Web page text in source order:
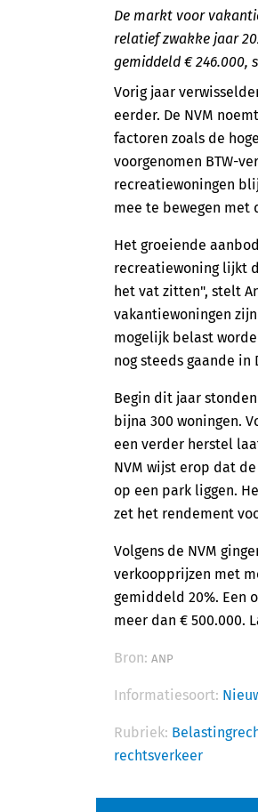
De markt voor
relatief zwakke jaar
gemiddeld € 246.000,
Vorig jaar
eerder. De NVM
factoren zoals de
voorgenomen BTW-
recreatiewoningen
mee te bewegen met
Het groeiende
recreatiewoning lijkt
het vat zitten", stelt
vakantiewoningen
mogelijk belast
nog steeds gaande in
Begin dit jaar
bijna 300 woningen.
een verder herstel
NVM wijst erop dat
op een park liggen.
zet het rendement
Volgens de NVM
verkoopprijzen met
gemiddeld 20%. Een
meer dan € 500.000.
Bron: ANP
Informatiesoort:
Rubriek:
rechtsverkeer